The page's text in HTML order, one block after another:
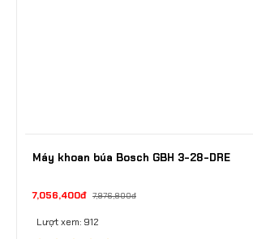
Máy khoan búa Bosch GBH 3-28-DRE
7,056,400đ 7,976,800đ
Lượt xem: 912